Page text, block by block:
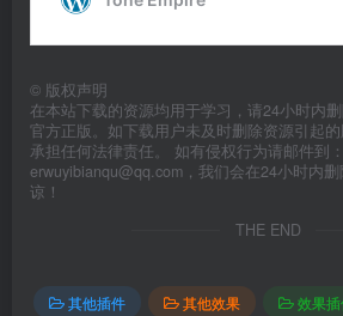
© 版权声明
在本站下载的资源均用于学习，请24小时内
官方正版。如下载用户未及时删除资源引起
承担任何法律责任。 如有侵权行为请邮件到：
erwuyibianqu@qq.com，我们会在24小时内
谅！
THE END
其他插件 其他效果 效果